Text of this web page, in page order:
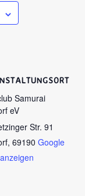
Samurai
eV
Str. 91
, 69190 Google